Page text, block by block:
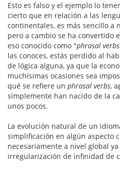
Esto es falso y el ejemplo lo
cierto que en relación a las
continentales, es más sencillo a
pero a cambio se ha convertido
eso conocido como "phrasal verbs
las conoces, estás perdido al
de lógica alguna, ya que la
muchísimas ocasiones sea
qué se refiere un phrasal verbs,
simplemente han nacido de la
unos pocos.
La evolución natural de un
simplificación en algún aspecto
necesariamente a nivel global
irregularización de infinidad de